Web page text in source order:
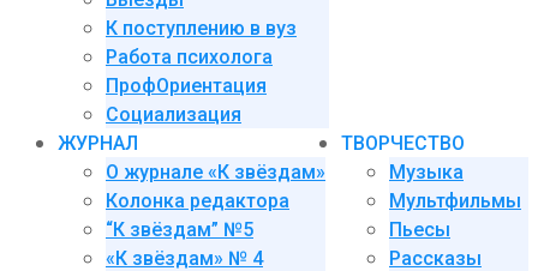
К поступлению в вуз
Работа психолога
ПрофОриентация
Социализация
ЖУРНАЛ
О журнале «К звёздам»
Колонка редактора
“К звёздам” №5
«К звёздам» № 4
ТВОРЧЕСТВО
Музыка
Мультфильмы
Пьесы
Рассказы